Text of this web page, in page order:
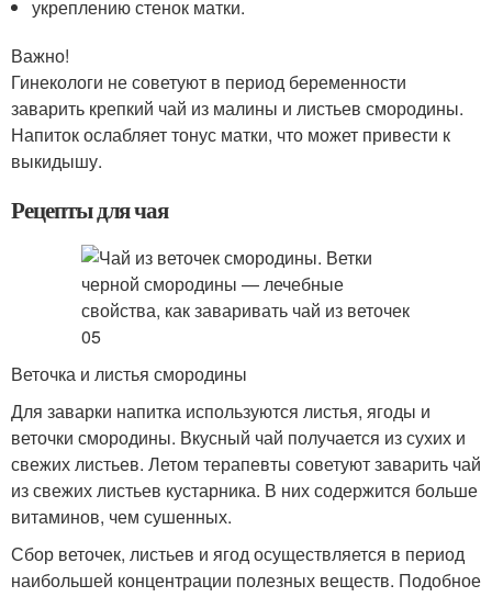
укреплению стенок матки.
Важно!
Гинекологи не советуют в период беременности
заварить крепкий чай из малины и листьев смородины.
Напиток ослабляет тонус матки, что может привести к
выкидышу.
Рецепты для чая
Веточка и листья смородины
Для заварки напитка используются листья, ягоды и
веточки смородины. Вкусный чай получается из сухих и
свежих листьев. Летом терапевты советуют заварить чай
из свежих листьев кустарника. В них содержится больше
витаминов, чем сушенных.
Сбор веточек, листьев и ягод осуществляется в период
наибольшей концентрации полезных веществ. Подобное